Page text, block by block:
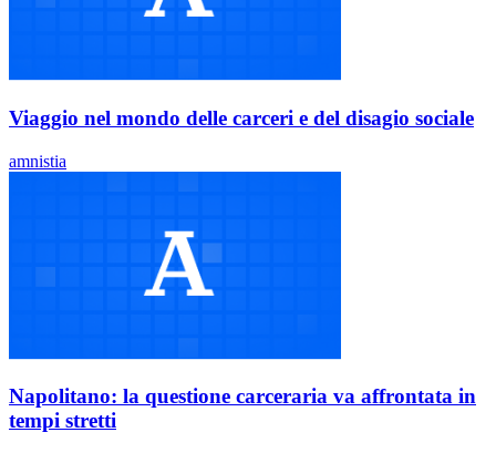
Viaggio nel mondo delle carceri e del disagio sociale
amnistia
Napolitano: la questione carceraria va affrontata in
tempi stretti